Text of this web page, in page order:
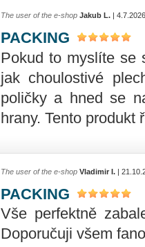
The user of the e-shop Jakub L. |
PACKING
Pokud to myslíte se
jak choulostivé
poličky a hned se
hrany. Tento produkt
The user of the e-shop Vladimir I. |
PACKING
Vše perfektně
Doporučuji všem